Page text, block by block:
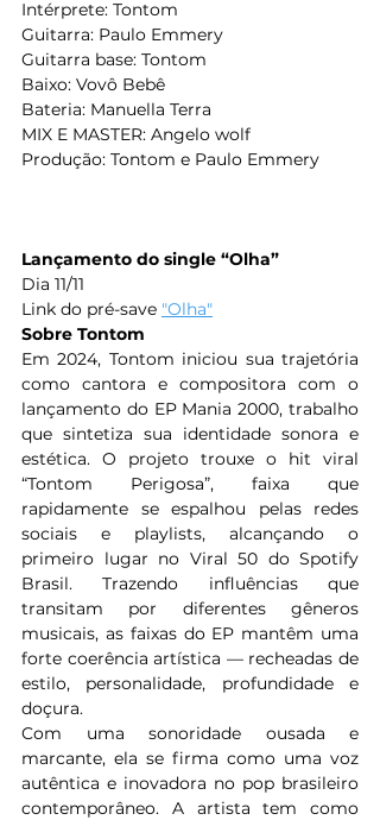
Intérprete: Tontom
Guitarra: Paulo Emmery
Guitarra base: Tontom
Baixo: Vovô Bebê
Bateria: Manuella Terra
MIX E MASTER: Angelo wolf
Produção: Tontom e Paulo Emmery
Lançamento do single “Olha”
Dia 11/11
Link do pré-save "Olha"
Sobre Tontom
Em 2024, Tontom iniciou sua trajetória
como cantora e compositora com o
lançamento do EP Mania 2000, trabalho
que sintetiza sua identidade sonora e
estética. O projeto trouxe o hit viral
“Tontom Perigosa”, faixa que
rapidamente se espalhou pelas redes
sociais e playlists, alcançando o
primeiro lugar no Viral 50 do Spotify
Brasil. Trazendo influências que
transitam por diferentes gêneros
musicais, as faixas do EP mantêm uma
forte coerência artística — recheadas de
estilo, personalidade, profundidade e
doçura.
Com uma sonoridade ousada e
marcante, ela se firma como uma voz
autêntica e inovadora no pop brasileiro
contemporâneo. A artista tem como